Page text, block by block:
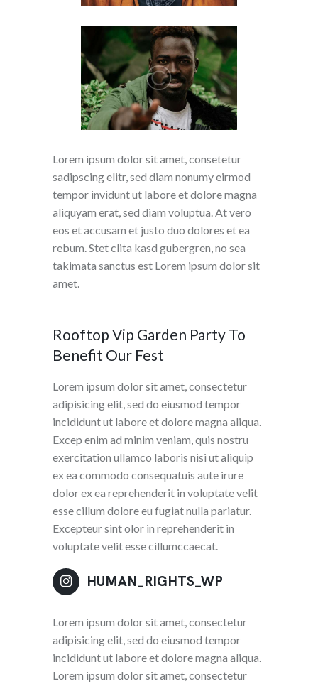
Lorem ipsum dolor sit amet, consetetur
sadipscing elitr, sed diam nonumy eirmod
tempor invidunt ut labore et dolore magna
aliquyam erat, sed diam voluptua. At vero
eos et accusam et justo duo dolores et ea
rebum. Stet clita kasd gubergren, no sea
takimata sanctus est Lorem ipsum dolor sit
amet.
Rooftop Vip Garden Party To
Benefit Our Fest
Lorem ipsum dolor sit amet, consectetur
adipisicing elit, sed do eiusmod tempor
incididunt ut labore et dolore magna aliqua.
Excep enim ad minim veniam, quis nostru
exercitation ullamco laboris nisi ut aliquip
ex ea commodo consequatuis aute irure
dolor ex ea reprehenderit in voluptate velit
esse cillum dolore eu fugiat nulla pariatur.
Excepteur sint olor in reprehenderit in
voluptate velit esse cillumccaecat.
HUMAN_RIGHTS_WP
Lorem ipsum dolor sit amet, consectetur
adipisicing elit, sed do eiusmod tempor
incididunt ut labore et dolore magna aliqua.
Lorem ipsum dolor sit amet, consectetur